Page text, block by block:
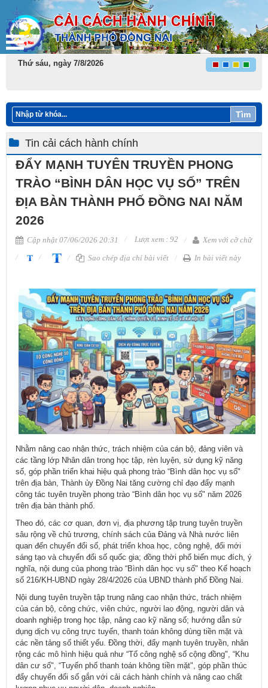
Thứ sáu, ngày 7/8/2026
Tìm
Tin cải cách hành chính
ĐẨY MẠNH TUYÊN TRUYỀN PHONG
TRÀO “BÌNH DÂN HỌC VỤ SỐ” TRÊN
ĐỊA BÀN THÀNH PHỐ ĐỒNG NAI NĂM
2026
Cập nhật 07/06/2026 20:31 Lượt xem : 92
Xem với cỡ chữ
Sao chép địa chỉ bài viết
In bài viết này
Nhằm nâng cao nhận thức, trách nhiệm của cán bộ, đảng viên và
các tầng lớp Nhân dân trong học tập, rèn luyện, sử dụng kỹ năng
số, góp phần triển khai hiệu quả phong trào “Bình dân học vụ số"
trên địa bàn, Thành ủy Đồng Nai tăng cường chỉ đạo đẩy mạnh
công tác tuyên truyền phong trào “Bình dân học vụ số" năm 2026
trên địa bàn thành phố.
Theo đó, các cơ quan, đơn vị, địa phương tập trung tuyên truyền
sâu rộng về chủ trương, chính sách của Đảng và Nhà nước liên
quan đến chuyển đổi số, phát triển khoa học, công nghệ, đổi mới
sáng tạo và chuyển đổi số quốc gia; đồng thời phổ biến mục đích, ý
nghĩa, nội dung của phong trào “Bình dân học vụ số" theo Kế hoạch
số 216/KH-UBND ngày 28/4/2026 của UBND thành phố Đồng Nai.
Nội dung tuyên truyền tập trung nâng cao nhận thức, trách nhiệm
của cán bộ, công chức, viên chức, người lao động, người dân và
doanh nghiệp trong học tập, nâng cao kỹ năng số; hướng dẫn sử
dụng dịch vụ công trực tuyến, thanh toán không dùng tiền mặt và
các nền tảng số thiết yếu. Đồng thời, đẩy mạnh tuyên truyền, nhân
rộng các mô hình hiệu quả như “Tổ công nghệ số cộng đồng", “Khu
dân cư số", “Tuyến phố thanh toán không tiền mặt", góp phần thúc
đẩy chuyển đổi số gắn với cải cách hành chính và nâng cao chất